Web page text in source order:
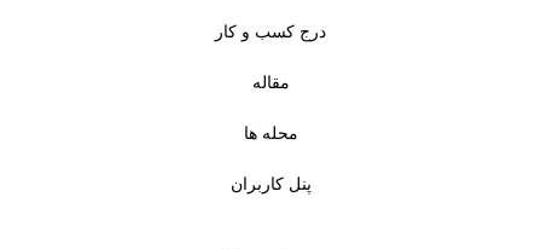
درج کسب و کار
مقاله
محله ها
پنل کاربران